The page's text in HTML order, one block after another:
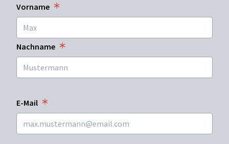
Vorname
Nachname
E-Mail